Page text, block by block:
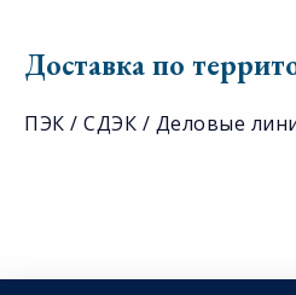
Доставка по
ПЭК / СДЭК / Деловые